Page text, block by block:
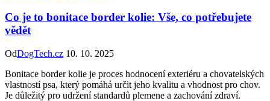
Co je to bonitace border kolie: Vše, co potřebujete
vědět
OdDogTech.cz 10. 10. 2025
Bonitace border kolie je proces hodnocení exteriéru a chovatelských
vlastností psa, který pomáhá určit jeho kvalitu a vhodnost pro chov.
Je důležitý pro udržení standardů plemene a zachování zdraví.